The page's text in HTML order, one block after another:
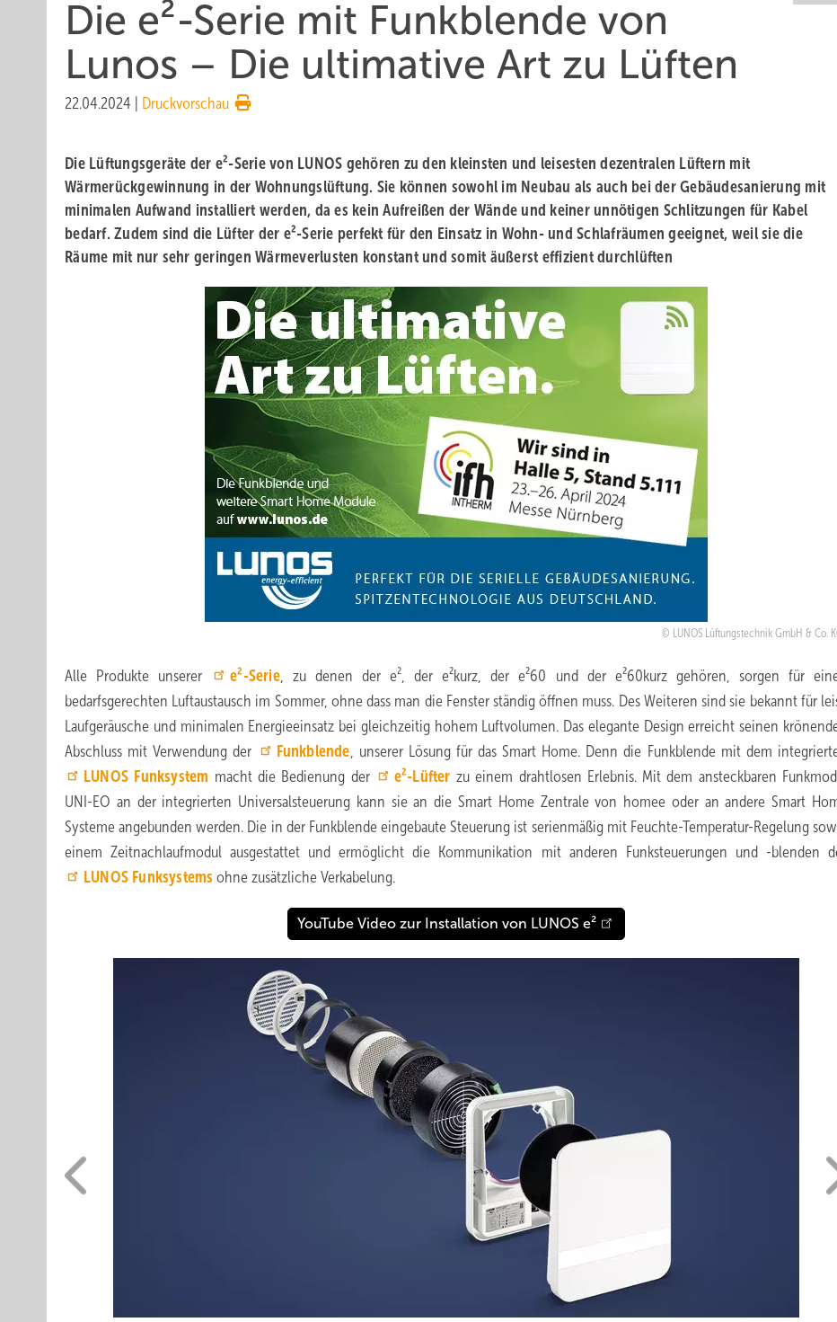
Die e²-Serie mit Funkblende von
Lunos – Die ultimative Art zu Lüften
22.04.2024 Druckvorschau
Die Lüftungsgeräte der e²-Serie von LUNOS gehören zu den kleinsten und leisesten dezentralen Lüftern mit
Wärmerückgewinnung in der Wohnungslüftung. Sie können sowohl im Neubau als auch bei der Gebäudesanierung mit
minimalen Aufwand installiert werden, da es kein Aufreißen der Wände und keiner unnötigen Schlitzungen für Kabel
bedarf. Zudem sind die Lüfter der e²-Serie perfekt für den Einsatz in Wohn- und Schlafräumen geeignet, weil sie die
Räume mit nur sehr geringen Wärmeverlusten konstant und somit äußerst effizient durchlüften
LUNOS Lüftungstechnik GmbH & Co.
Alle Produkte unserer e²-Serie, zu denen der e², der e²kurz, der e²60 und der e²60kurz gehören, sorgen für
bedarfsgerechten Luftaustausch im Sommer, ohne dass man die Fenster ständig öffnen muss. Des Weiteren sind sie bekannt für
Laufgeräusche und minimalen Energieeinsatz bei gleichzeitig hohem Luftvolumen. Das elegante Design erreicht seinen
Abschluss mit Verwendung der
Funkblende, unserer Lösung für das Smart Home. Denn die Funkblende mit dem
LUNOS Funksystem macht die Bedienung der e²-Lüfter zu einem drahtlosen Erlebnis. Mit dem ansteckbaren
UNI-EO an der integrierten Universalsteuerung kann sie an die Smart Home Zentrale von homee oder an andere Smart
Systeme angebunden werden. Die in der Funkblende eingebaute Steuerung ist serienmäßig mit Feuchte-Temperatur-Regelung
einem Zeitnachlaufmodul ausgestattet und ermöglicht die Kommunikation mit anderen Funksteuerungen und -blenden
LUNOS Funksystems ohne zusätzliche Verkabelung.
YouTube Video zur Installation von LUNOS e²